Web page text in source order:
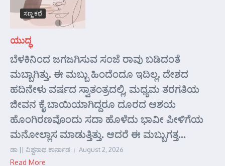
ಸಣ್ಣ ಕಥೆ
ಯುದ್ಧ
ಬೆಳಕಿನಿಂದ ಜಗಜಗಿಸುವ ಸಂಜೆ ರಾವು ಬಡಿದಂತೆ
ಮಬ್ಬಾಗಿತ್ತು. ಈ ಮಬ್ಬು ಹಿಂದೆಂದೂ ಇದಿಲ್ಲ. ದೇಶದ
ಹದಿನೇಳು ವರ್ಷದ ಸ್ವಾತಂತ್ರದಲ್ಲಿ, ಮಧ್ಯಮ ತರಗತಿಯ
ಜೀವನ ಕೈ ಬಾಯಿಯಾಗಿದ್ದರೂ ದೂರದ ಆಶಯ
ಹೊಂಗಿರಣವೊಂದು ಸದಾ ಹೊಳೆದು ಭಾವೀ ಪೀಳಿಗೆಯ
ಮನೋಲ್ಲಾಸ ಮಾಡುತ್ತಿತ್ತು. ಆದರೆ ಈ ಮಬ್ಬುಗತ್ತ...
ಡಾ || ವಿಶ್ವನಾಥ ಕಾರ್ನಾಡ August 2, 2026
Read More